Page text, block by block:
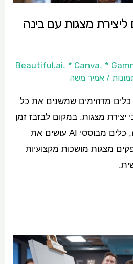
ליצירת מצגות עם בינה
, * Canva, *
/אמיר משה
כלים מדהימים שמשנים את כל
יצירת מצגות. במקום לבזבז זמן
על עיצוב, ניסוח, ועריכה, כלים מבוססי AI עושים את
מצגות מושכות מקצועיות